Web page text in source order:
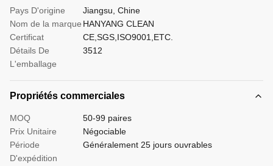
Pays D'origine
Jiangsu, Chine
Nom de la marque HANYANG CLEAN
Certificat
CE,SGS,ISO9001,ETC.
Détails De
L'emballage
3512
Propriétés commerciales
MOQ
50-99 paires
Prix Unitaire
Négociable
Période
D'expédition
Généralement 25 jours ouvrables